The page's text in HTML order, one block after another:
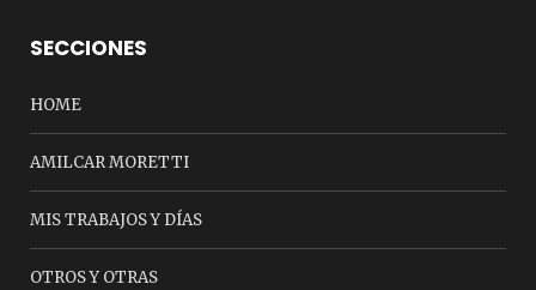
SECCIONES
HOME
AMILCAR MORETTI
MIS TRABAJOS Y DÍAS
OTROS Y OTRAS